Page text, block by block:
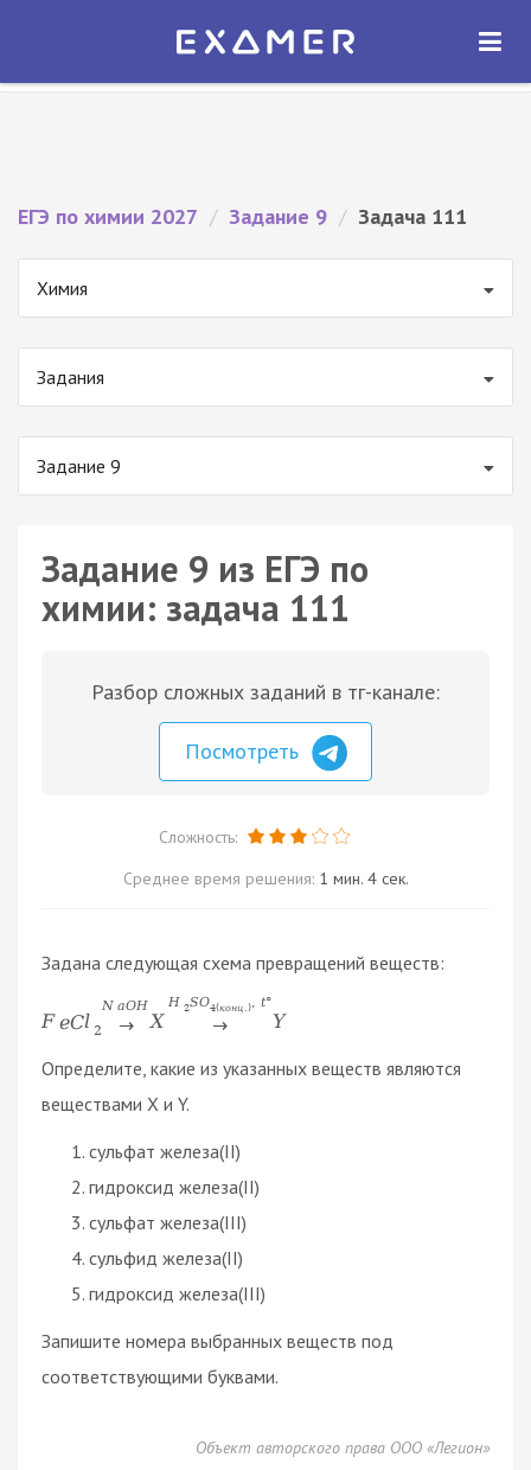
Экзамер — ЕГЭ 2027
ОТКРЫТЬ
ЕГЭ по химии 2027 / Задание 9 / Задача 111
Химия
Задания
Задание 9
Задание 9 из ЕГЭ по
химии: задача 111
Разбор сложных заданий в тг-канале:
Посмотреть
Сложность:
Среднее время решения: 1 мин. 4 сек.
Задана следующая схема превращений веществ:
F eCl 2
N aOH
→ X
H 2SO4(конц ) t°
→ Y
Определите, какие из указанных веществ являются
веществами X и Y.
сульфат железа(II)
гидроксид железа(II)
сульфат железа(III)
сульфид железа(II)
гидроксид железа(III)
Запишите номера выбранных веществ под
соответствующими буквами.
Объект авторского права ООО «Легион»